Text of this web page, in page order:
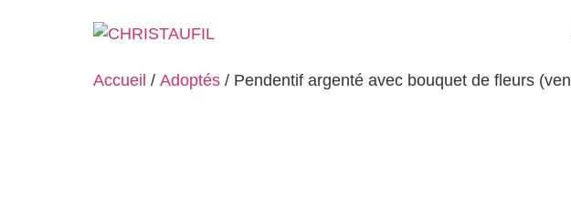
Accueil / Adoptés / Pendentif argenté avec bouquet de fleurs